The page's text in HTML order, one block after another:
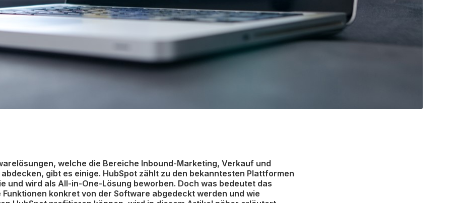
welche die Bereiche Inbound-Marketing, Verkauf und
gibt es einige. HubSpot zählt zu den bekanntesten Plattformen
und wird als All-in-One-Lösung beworben. Doch was bedeutet das
Funktionen konkret von der Software abgedeckt werden und wie